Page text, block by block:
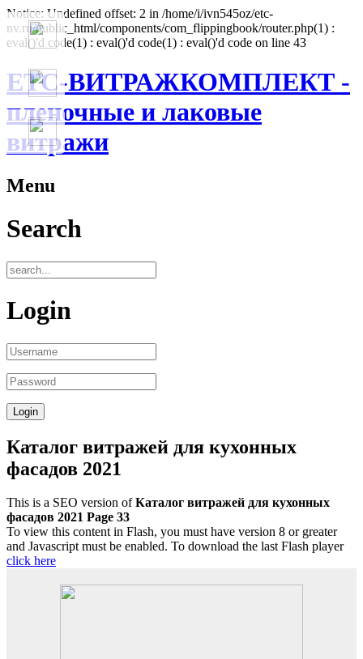
Notice: Undefined offset: 2 in /home/i/ivn545oz/etc-
nv.ru/public_html/components/com_flippingbook/router.php(1) :
eval()'d code(1) : eval()'d code(1) : eval()'d code on line 43
ЕТС-ВИТРАЖКОМПЛЕКТ -
пленочные и лаковые
витражи
Menu
Search
Login
Каталог витражей для кухонных
фасадов 2021
This is a SEO version ofКаталог витражей для кухонных
фасадов 2021 Page 33
To view this content in Flash, you must have version 8 or greater
and Javascript must be enabled. To download the last Flash player
click here